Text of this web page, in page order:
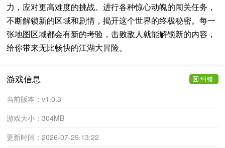
力，应对更高难度的挑战。进行各种惊心动魄的闯关任务，
不断解锁新的区域和剧情，揭开这个世界的终极秘密。每一
张地图区域都会有新的考验，击败敌人就能解锁新的内容，
给你带来无比畅快的江湖大冒险。
游戏信息
当前版本：v1.0.3
游戏大小：304MB
更新时间：2026-07-29 13:22
纠错